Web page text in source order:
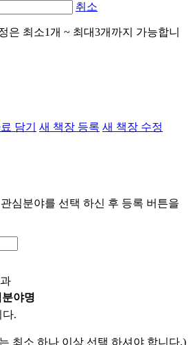
취소
은 최소1개 ~ 최대3개까지 가능합니
담기 새 책장 등록 새 책장 수정
심분야를 선택 하신 후 등록 버튼을
분야명
다.
최소 하나 이상 선택 하셔야 합니다.)